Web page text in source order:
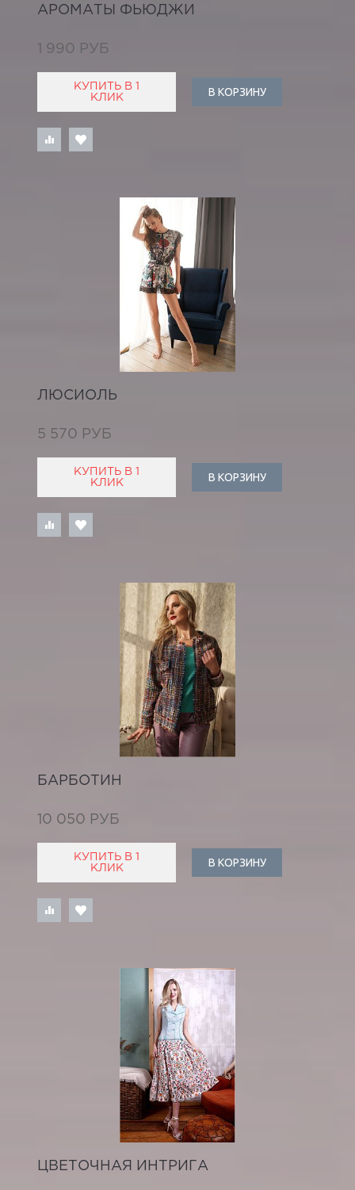
АРОМАТЫ ФЬЮДЖИ
1 990 РУБ
КУПИТЬ В 1
КЛИК
В КОРЗИНУ
ЛЮСИОЛЬ
5 570 РУБ
КУПИТЬ В 1
КЛИК
В КОРЗИНУ
БАРБОТИН
10 050 РУБ
КУПИТЬ В 1
КЛИК
В КОРЗИНУ
ЦВЕТОЧНАЯ ИНТРИГА